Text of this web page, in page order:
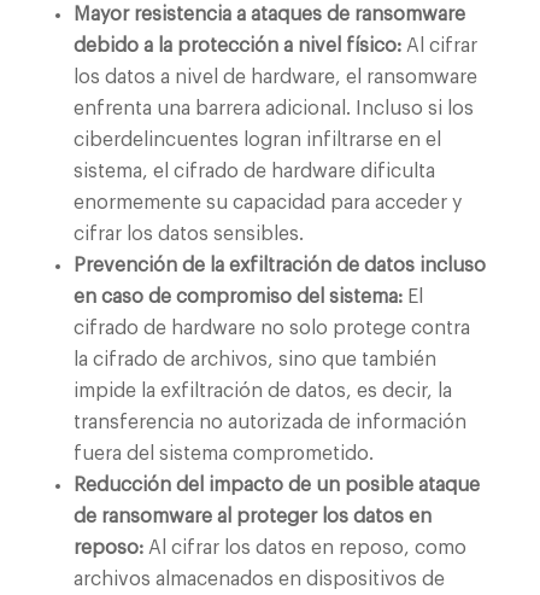
Mayor resistencia a ataques de ransomware
debido a la protección a nivel físico:Al cifrar
los datos a nivel de hardware, el ransomware
enfrenta una barrera adicional. Incluso si los
ciberdelincuentes logran infiltrarse en el
sistema, el cifrado de hardware dificulta
enormemente su capacidad para acceder y
cifrar los datos sensibles.
Prevención de la exfiltración de datos incluso
en caso de compromiso del sistema:El
cifrado de hardware no solo protege contra
la cifrado de archivos, sino que también
impide la exfiltración de datos, es decir, la
transferencia no autorizada de información
fuera del sistema comprometido.
Reducción del impacto de un posible ataque
de ransomware al proteger los datos en
reposo:Al cifrar los datos en reposo, como
archivos almacenados en dispositivos de